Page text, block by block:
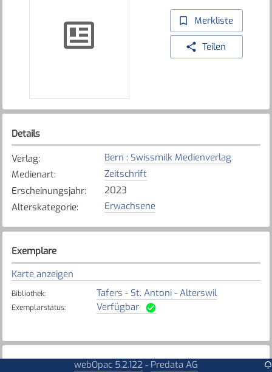
Merkliste
Teilen
Details
Verlag:
Bern : Swissmilk Medienverlag
Medienart:
Zeitschrift
Erscheinungsjahr:
2023
Alterskategorie: Erwachsene
Exemplare
Karte anzeigen
Bibliothek: Tafers - St. Antoni - Alterswil
Exemplarstatus: Verfügbar
Weitere DetailswebOpac 5.2.122 - Predata AG